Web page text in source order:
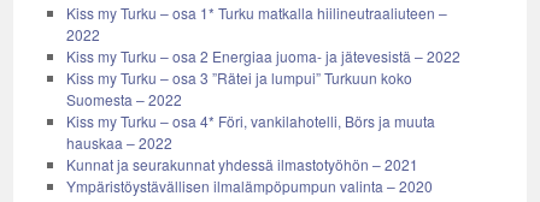
Kiss my Turku – osa 1* Turku matkalla hiilineutraaliuteen –
2022
Kiss my Turku – osa 2 Energiaa juoma- ja jätevesistä – 2022
Kiss my Turku – osa 3 ”Rätei ja lumpui” Turkuun koko
Suomesta – 2022
Kiss my Turku – osa 4* Föri, vankilahotelli, Börs ja muuta
hauskaa – 2022
Kunnat ja seurakunnat yhdessä ilmastotyöhön – 2021
Ympäristöystävällisen ilmalämpöpumpun valinta – 2020